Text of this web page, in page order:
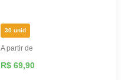
30 unid
A partir de
R$ 69,90